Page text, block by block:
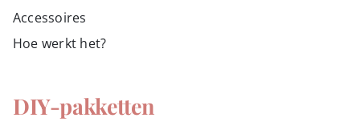
Accessoires
Hoe werkt het?
DIY-pakketten